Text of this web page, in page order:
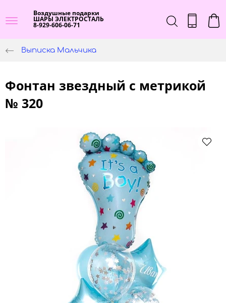
Воздушные подарки
ШАРЫ ЭЛЕКТРОСТАЛЬ
8-929-606-06-71
Выписка Мальчика
Фонтан звездный с метрикой
№ 320